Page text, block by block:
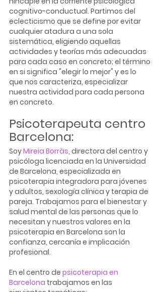
cognitivo-conductual. Partimos del
eclecticismo que se define por evitar
cualquier atadura a una sola
sistemática, eligiendo aquellas
actividades y teorías más adecuadas
para cada caso en concreto; el término
en si significa "elegir lo mejor" y es lo
que nos caracteriza, especializar
nuestra actividad para cada persona
en concreto.
Psicoterapeuta centro
Barcelona:
Soy Mireia Borràs, directora del centro y
psicóloga licenciada en la Universidad
de Barcelona, especializada en
psicoterapia integradora para jóvenes
y adultos, sexología clínica y terapia de
pareja. Trabajamos para el bienestar y
salud mental de las personas que lo
necesitan y nuestros valores en la
psicoterapia en Barcelona son la
confianza, cercanía e implicación
profesional.
En el centro de psicoterapia en
Barcelona trabajamos en las